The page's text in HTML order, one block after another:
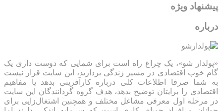
پیشنهاد ویژه
درباره
«پولدار شو»، یک چراغ راه است برای شمایی که دوست داری یک
گام خوب اقتصادی در مسیر زندگی بردارید، این سایت قرار نیست
به شما صرفا اطلاعات کلی درباره کارآفرینی بدهد یا مفاهیم
اقتصادی را برایتان توضیح بدهد، هدف گروه گردانندگان این سایت
در مرحله اول معرفی مشاغل مختلف و همچنین اشتغال‌زایی برای